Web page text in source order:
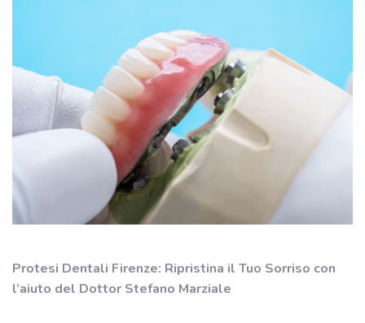
Protesi Dentali Firenze: Ripristina il Tuo Sorriso con
l’aiuto del Dottor Stefano Marziale